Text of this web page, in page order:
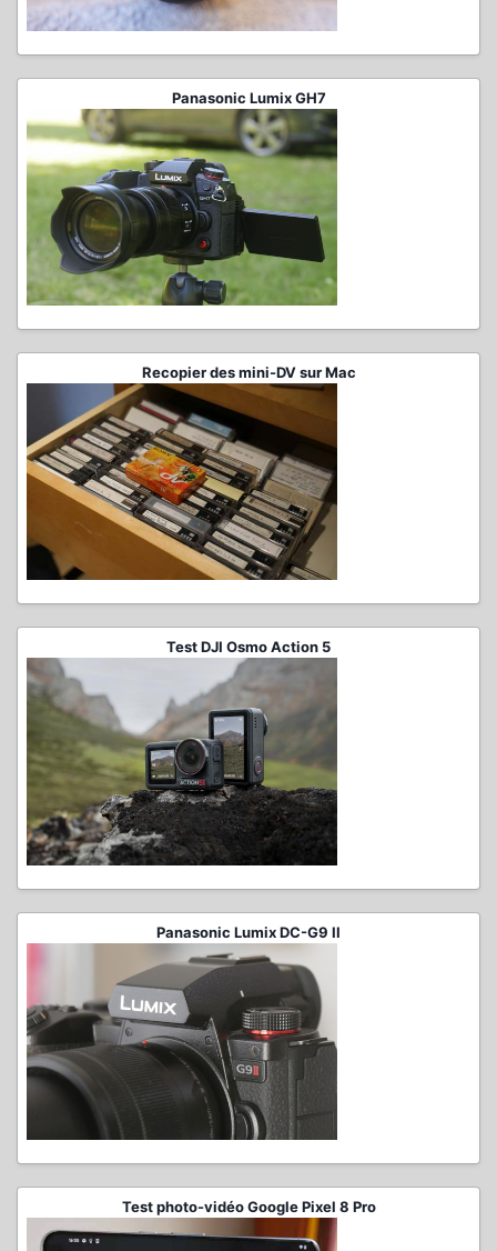
Panasonic Lumix GH7
Recopier des mini-DV sur Mac
Test DJI Osmo Action 5
Panasonic Lumix DC-G9 II
Test photo-vidéo Google Pixel 8 Pro